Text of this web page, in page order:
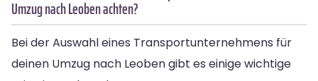
Umzug nach Leoben achten?
Bei der Auswahl eines Transportunternehmens für
deinen Umzug nach Leoben gibt es einige wichtige